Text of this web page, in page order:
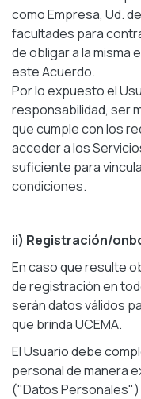
como Empresa, Ud.
facultades para
de obligar a la misma
este Acuerdo.
Por lo expuesto el
responsabilidad, ser
que cumple con los
acceder a los
suficiente para
condiciones.
ii) Registración/
En caso que resulte
de registración en
serán datos válidos
que brinda UCEMA.
El Usuario debe
personal de manera
("Datos Personales")